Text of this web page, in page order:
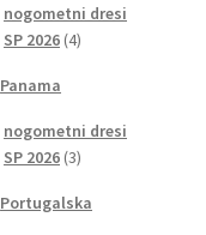
nogometni dresi
SP 2026 44
Panama
nogometni dresi
SP 2026 33
Portugalska